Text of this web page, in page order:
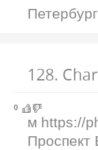
128.
0
м https://
Проспект